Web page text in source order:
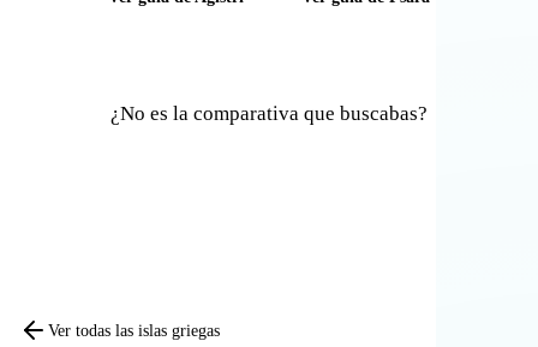
¿No es la comparativa que buscabas?
Ver todas las islas griegas